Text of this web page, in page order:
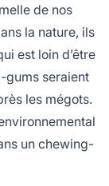
de nos
la nature, ils
est loin d’être
gums seraient
les mégots.
un chewing-